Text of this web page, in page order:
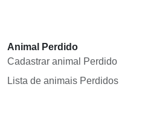
Animal Perdido
Cadastrar animal Perdido
Lista de animais Perdidos